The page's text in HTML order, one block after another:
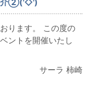
ります。 この度の
ントを開催いたし
サーラ 柿崎